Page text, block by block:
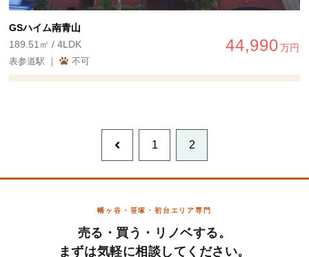
GSハイム南青山
44,990万円
189.51㎡ / 4LDK
表参道駅 ｜ 不可
前
へ
1 2
幡ヶ谷・笹塚・初台エリア専門
売る・買う・リノベする。
まずは気軽に相談してください。